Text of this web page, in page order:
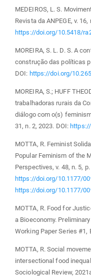
MEDEIROS, L. S.
Revista da ANPEGE, v.
https://doi.org/10.5418/
MOREIRA, S. L. D. S. A
construção das políticas
DOI: https://doi.org/
MOREIRA, S.; HUFF
trabalhadoras rurais da
diálogo com o(s)
31, n. 2, 2023. DOI:
MOTTA, R. Feminist
Popular Feminism of the
Perspectives, v. 48, n. 5,
https://doi.org/10.1177/
https://doi.org/10.1177/
MOTTA, R. Food for
a Bioeconomy.
Working Paper Series #1,
MOTTA, R. Social
intersectional food
Sociological Review,